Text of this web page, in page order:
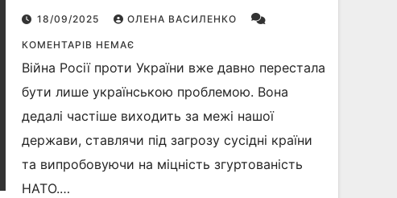
18/09/2025 ОЛЕНА ВАСИЛЕНКО
КОМЕНТАРІВ НЕМАЄ
Війна Росії проти України вже давно перестала
бути лише українською проблемою. Вона
дедалі частіше виходить за межі нашої
держави, ставлячи під загрозу сусідні країни
та випробовуючи на міцність згуртованість
НАТО.…